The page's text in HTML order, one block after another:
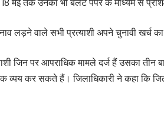
मई तक उनका भी बैलेट पेपर के माध्यम से
लड़ने वाले सभी प्रत्याशी अपने चुनावी खर्च
जिन पर आपराधिक मामले दर्ज हैं उसका तीन
कर सकते हैं। जिलाधिकारी ने कहा कि